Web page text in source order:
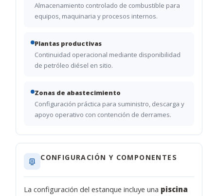
Almacenamiento controlado de combustible para
equipos, maquinaria y procesos internos.
Plantas productivas
Continuidad operacional mediante disponibilidad
de petróleo diésel en sitio.
Zonas de abastecimiento
Configuración práctica para suministro, descarga y
apoyo operativo con contención de derrames.
CONFIGURACIÓN Y COMPONENTES
La configuración del estanque incluye una piscina